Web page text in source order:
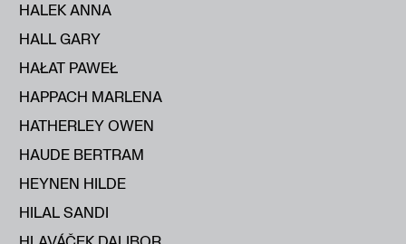
HALEK ANNA
HALL GARY
HAŁAT PAWEŁ
HAPPACH MARLENA
HATHERLEY OWEN
HAUDE BERTRAM
HEYNEN HILDE
HILAL SANDI